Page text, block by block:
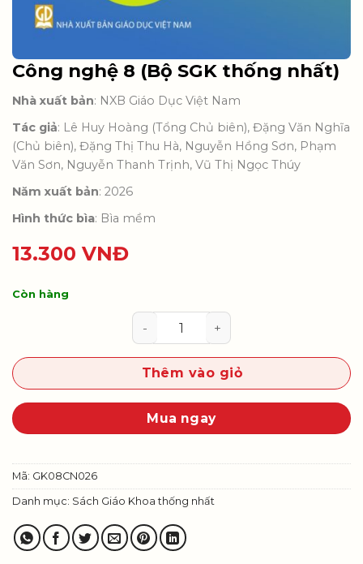
Công nghệ 8 (Bộ SGK thống nhất)
Nhà xuất bản: NXB Giáo Dục Việt Nam
Tác giả: Lê Huy Hoàng (Tổng Chủ biên), Đặng Văn Nghĩa
(Chủ biên), Đặng Thị Thu Hà, Nguyễn Hồng Sơn, Phạm
Văn Sơn, Nguyễn Thanh Trịnh, Vũ Thị Ngọc Thúy
Năm xuất bản: 2026
Hình thức bìa: Bìa mềm
13.300 VNĐ
Còn hàng
Công nghệ 8 (Bộ SGK thống
Thêm vào giỏ
Mua ngay
Mã: GK08CN026
Danh mục: Sách Giáo Khoa thống nhất